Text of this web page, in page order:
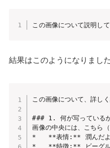
この画像について説明して
結果はこのようになりました
この画像について、詳しく
### 1. 何が写っている
画像の中央には、こちら
*   **表情:** 潤んだよう
*   **特徴:** ビーグル特